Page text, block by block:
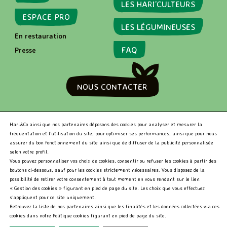
Paris - 75006
MARKET
79 RUE DE SEINE
PARIS - 75006
ESPACE PRO
En restauration
Presse
LES HARI’CULTEURS
LES LÉGUMINEUSES
FAQ
NOUS CONTACTER
RECHERCHER
R
e
c
h
e
r
c
Hari&Co 2026 •Niveau d'accessibilité RGAA: Partiellement
conforme•Mentions légales
Hari&Co ainsi que nos partenaires déposons des cookies pour analyser et mesurer la
fréquentation et l’utilisation du site, pour optimiser ses performances, ainsi que pour nous
assurer du bon fonctionnement du site ainsi que de diffuser de la publicité personnalisée
selon votre profil.
Vous pouvez personnaliser vos choix de cookies, consentir ou refuser les cookies à partir des
boutons ci-dessous, sauf pour les cookies strictement nécessaires. Vous disposez de la
possibilité de retirer votre consentement à tout moment en vous rendant sur le lien
« Gestion des cookies » figurant en pied de page du site. Les choix que vous effectuez
s’appliquent pour ce site uniquement.
Retrouvez la liste de nos partenaires ainsi que les finalités et les données collectées via ces
cookies dans notre Politique cookies figurant en pied de page du site.